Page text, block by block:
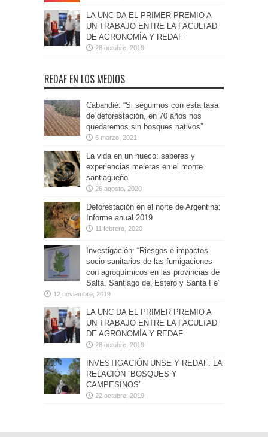
LA UNC DA EL PRIMER PREMIO A
UN TRABAJO ENTRE LA FACULTAD
DE AGRONOMÍA Y REDAF
28 octubre, 2019
REDAF EN LOS MEDIOS
Cabandié: “Si seguimos con esta tasa
de deforestación, en 70 años nos
quedaremos sin bosques nativos”
6 marzo, 2021
La vida en un hueco: saberes y
experiencias meleras en el monte
santiagueño
26 agosto, 2020
Deforestación en el norte de Argentina:
Informe anual 2019
11 febrero, 2020
Investigación: “Riesgos e impactos
socio-sanitarios de las fumigaciones
con agroquímicos en las provincias de
Salta, Santiago del Estero y Santa Fe”
12 noviembre, 2019
LA UNC DA EL PRIMER PREMIO A
UN TRABAJO ENTRE LA FACULTAD
DE AGRONOMÍA Y REDAF
28 octubre, 2019
INVESTIGACIÓN UNSE Y REDAF: LA
RELACIÓN ´BOSQUES Y
CAMPESINOS’
22 octubre, 2019